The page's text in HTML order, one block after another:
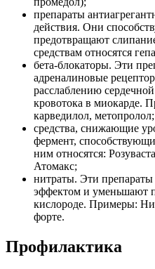
препараты
действия. Они
предотвращают
средствам относятся
бета-блокаторы. Эти
адреналиновые
расслаблению
кровотока в миокарде.
карведилол, метопролол;
средства, снижающие
фермент,
ним относятся:
Атомакс;
нитраты. Эти
эффектом и уменьшают
кислороде. Примеры:
форте.
Профилактика